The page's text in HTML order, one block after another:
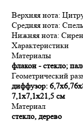
Верхняя нота:
Средняя нота:
Нижняя нота:
Характеристики
Материалы
флакон - стекло;
Геометрический
диффузор:
7,1х7,1х21,5 см
Материал
стекло, дерево